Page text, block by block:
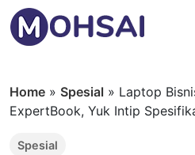
Home » Spesial » Laptop
ExpertBook, Yuk Intip
Spesial